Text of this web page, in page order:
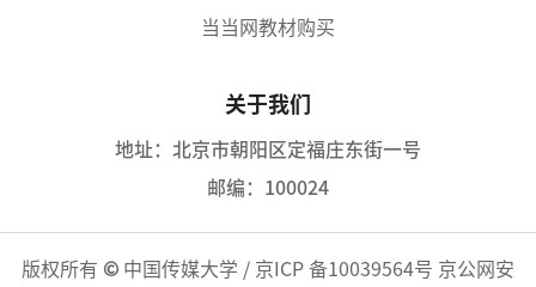
当当网教材购买
关于我们
地址：北京市朝阳区定福庄东街一号
邮编：100024
版权所有 © 中国传媒大学 / 京ICP 备10039564号 京公网安